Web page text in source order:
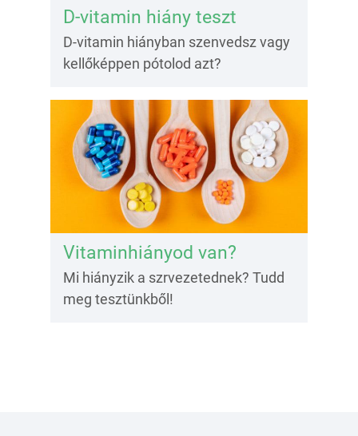
D-vitamin hiány teszt
D-vitamin hiányban szenvedsz vagy
kellőképpen pótolod azt?
Vitaminhiányod van?
Mi hiányzik a szrvezetednek? Tudd
meg tesztünkből!